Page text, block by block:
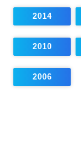
2014
2010
2006